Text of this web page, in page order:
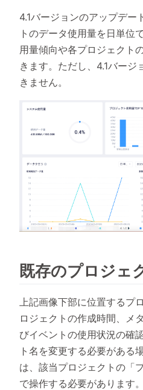
4.1バージョンのアップデー
トのデータ使用量を日単位
用量傾向や各プロジェクト
きます。ただし、4.1バージ
きません。
既存のプロジェ
上記画像下部に位置するプ
ロジェクトの作成時間、メ
びイベントの使用状況の確
ト名を変更する必要がある
は、該当プロジェクトの「
で操作する必要があります。